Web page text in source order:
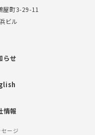
屋町3-29-11
ビル
らせ
情報
セージ